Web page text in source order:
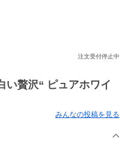
注文受付停止中
贅沢“ ピュアホワイ
みんなの投稿を見る